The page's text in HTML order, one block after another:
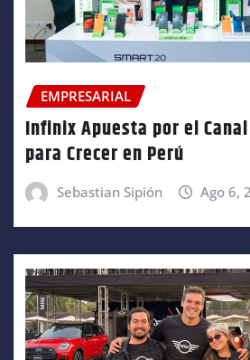
EMPRESARIAL
Infinix Apuesta por el
para Crecer en Perú
Sebastian Sipión Ago 6,